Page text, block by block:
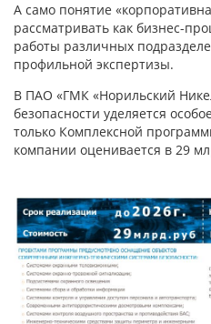
А само понятие
рассматривать как бизнес-
работы различных
профильной экспертизы.
В ПАО «ГМК «Норильский
безопасности уделяется
только Комплексной
компании оценивается в 29